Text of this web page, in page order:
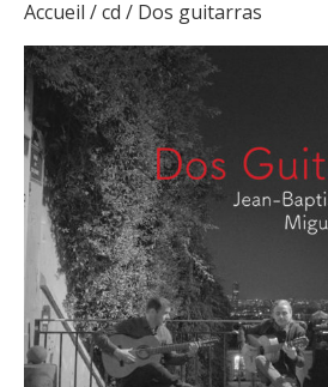
Accueil /cd / Dos guitarras